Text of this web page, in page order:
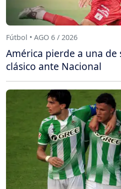
Fútbol • AGO 6 / 2026
América pierde a una
clásico ante Nacional